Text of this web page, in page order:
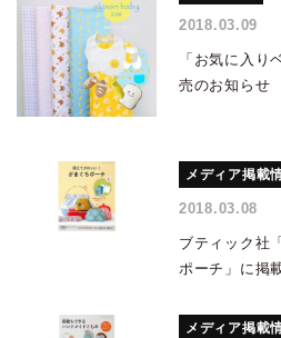
2018.03.09
「お気に入り
売のお知らせ
メディア掲載
2018.03.08
ブティック社
ポーチ」に掲
メディア掲載